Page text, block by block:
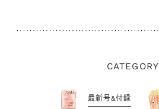
CATEGORY
最新号&付録